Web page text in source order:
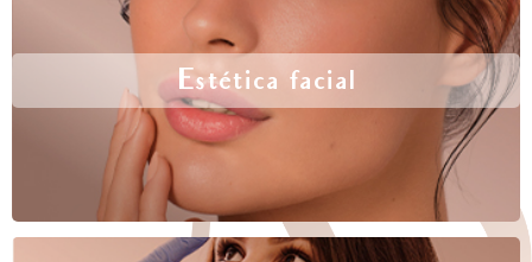
Estética facial